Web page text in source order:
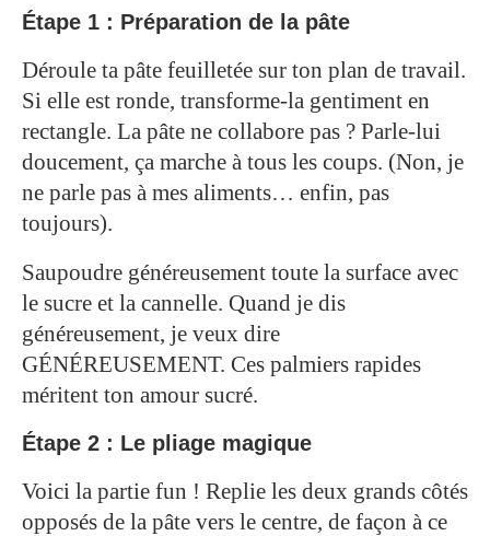
Étape 1 : Préparation de la pâte
Déroule ta pâte feuilletée sur ton plan de travail.
Si elle est ronde, transforme-la gentiment en
rectangle. La pâte ne collabore pas ? Parle-lui
doucement, ça marche à tous les coups. (Non, je
ne parle pas à mes aliments… enfin, pas
toujours).
Saupoudre généreusement toute la surface avec
le sucre et la cannelle. Quand je dis
généreusement, je veux dire
GÉNÉREUSEMENT. Ces palmiers rapides
méritent ton amour sucré.
Étape 2 : Le pliage magique
Voici la partie fun ! Replie les deux grands côtés
opposés de la pâte vers le centre, de façon à ce